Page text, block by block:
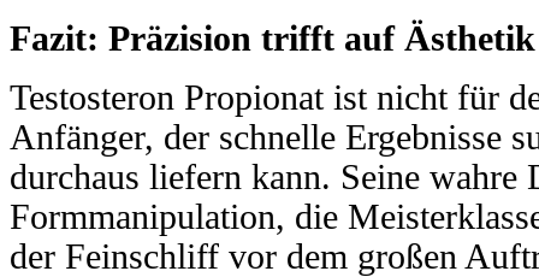
Fazit: Präzision trifft auf Ästhetik
Testosteron Propionat ist nicht für
Anfänger, der schnelle Ergebnisse
durchaus liefern kann. Seine wahre
Formmanipulation, die
der Feinschliff vor dem großen